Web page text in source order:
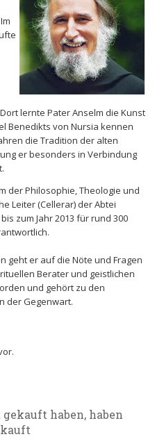
lernte Pater Anselm die Kunst
Benedikts von Nursia kennen
die Tradition der alten
er besonders in Verbindung
der Philosophie, Theologie und
Leiter (Cellerar) der Abtei
zum Jahr 2013 für rund 300
geht er auf die Nöte und Fragen
Berater und geistlichen
und gehört zu den
der Gegenwart.
haben, haben